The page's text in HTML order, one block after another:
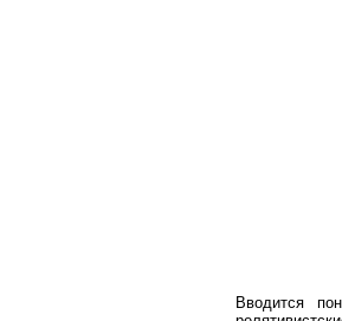
Вводится